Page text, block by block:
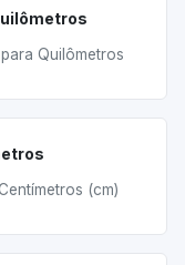
Quilômetros
(cm)